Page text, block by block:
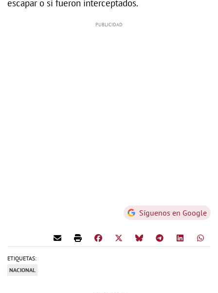
escapar o si fueron interceptados.
Síguenos en Google
ETIQUETAS:
NACIONAL